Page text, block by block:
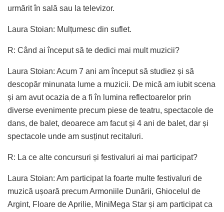
urmărit în sală sau la televizor.
Laura Stoian: Mulțumesc din suflet.
R: Când ai început să te dedici mai mult muzicii?
Laura Stoian: Acum 7 ani am început să studiez și să
descopăr minunata lume a muzicii. De mică am iubit scena
și am avut ocazia de a fi în lumina reflectoarelor prin
diverse evenimente precum piese de teatru, spectacole de
dans, de balet, deoarece am facut și 4 ani de balet, dar și
spectacole unde am susținut recitaluri.
R: La ce alte concursuri și festivaluri ai mai participat?
Laura Stoian: Am participat la foarte multe festivaluri de
muzică ușoară precum Armoniile Dunării, Ghiocelul de
Argint, Floare de Aprilie, MiniMega Star și am participat ca